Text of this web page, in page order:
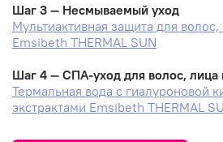
Шаг 3 — Несмываемый уход
Мультиактивная защита для
Emsibeth THERMAL SUN
Шаг 4 — СПА-уход для волос, лица
Термальная вода с гиалуроновой
экстрактами Emsibeth THERMAL